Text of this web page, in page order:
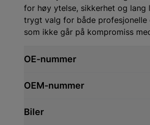
for høy ytelse, sikkerhet og lang
trygt valg for både profesjonelle
som ikke går på kompromiss
OE-nummer
OEM-nummer
Biler